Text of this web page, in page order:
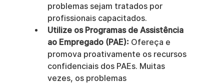
problemas sejam tratados por
profissionais capacitados.
Utilize os Programas de Assistência
ao Empregado (PAE): Ofereça e
promova proativamente os recursos
confidenciais dos PAEs. Muitas
vezes, os problemas